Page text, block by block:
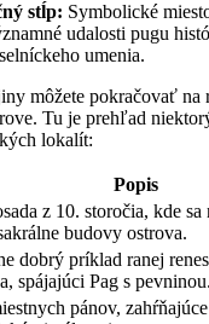
stĺp: Symbolické
udalosti pugu
umenia.
môžete pokračovať na
Tu je ⁣prehľad
lokalít:
Popis
z 10. storočia, kde sa
budovy ostrova.
dobrý príklad ranej
spájajúci Pag s pevninou.
pánov,